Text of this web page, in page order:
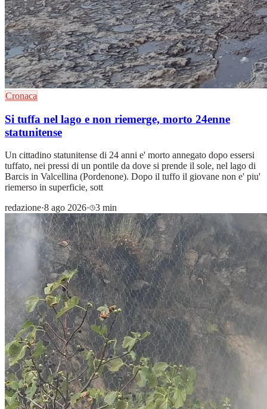
Cronaca
Si tuffa nel lago e non riemerge, morto 24enne
statunitense
Un cittadino statunitense di 24 anni e' morto annegato dopo essersi
tuffato, nei pressi di un pontile da dove si prende il sole, nel lago di
Barcis in Valcellina (Pordenone). Dopo il tuffo il giovane non e' piu'
riemerso in superficie, sott
redazione·8 ago 2026· 3 min